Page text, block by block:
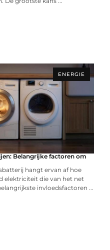
ENERGIE
Belangrijke factoren om
hangt ervan af hoe
elektriciteit die van het net
invloedsfactoren ...